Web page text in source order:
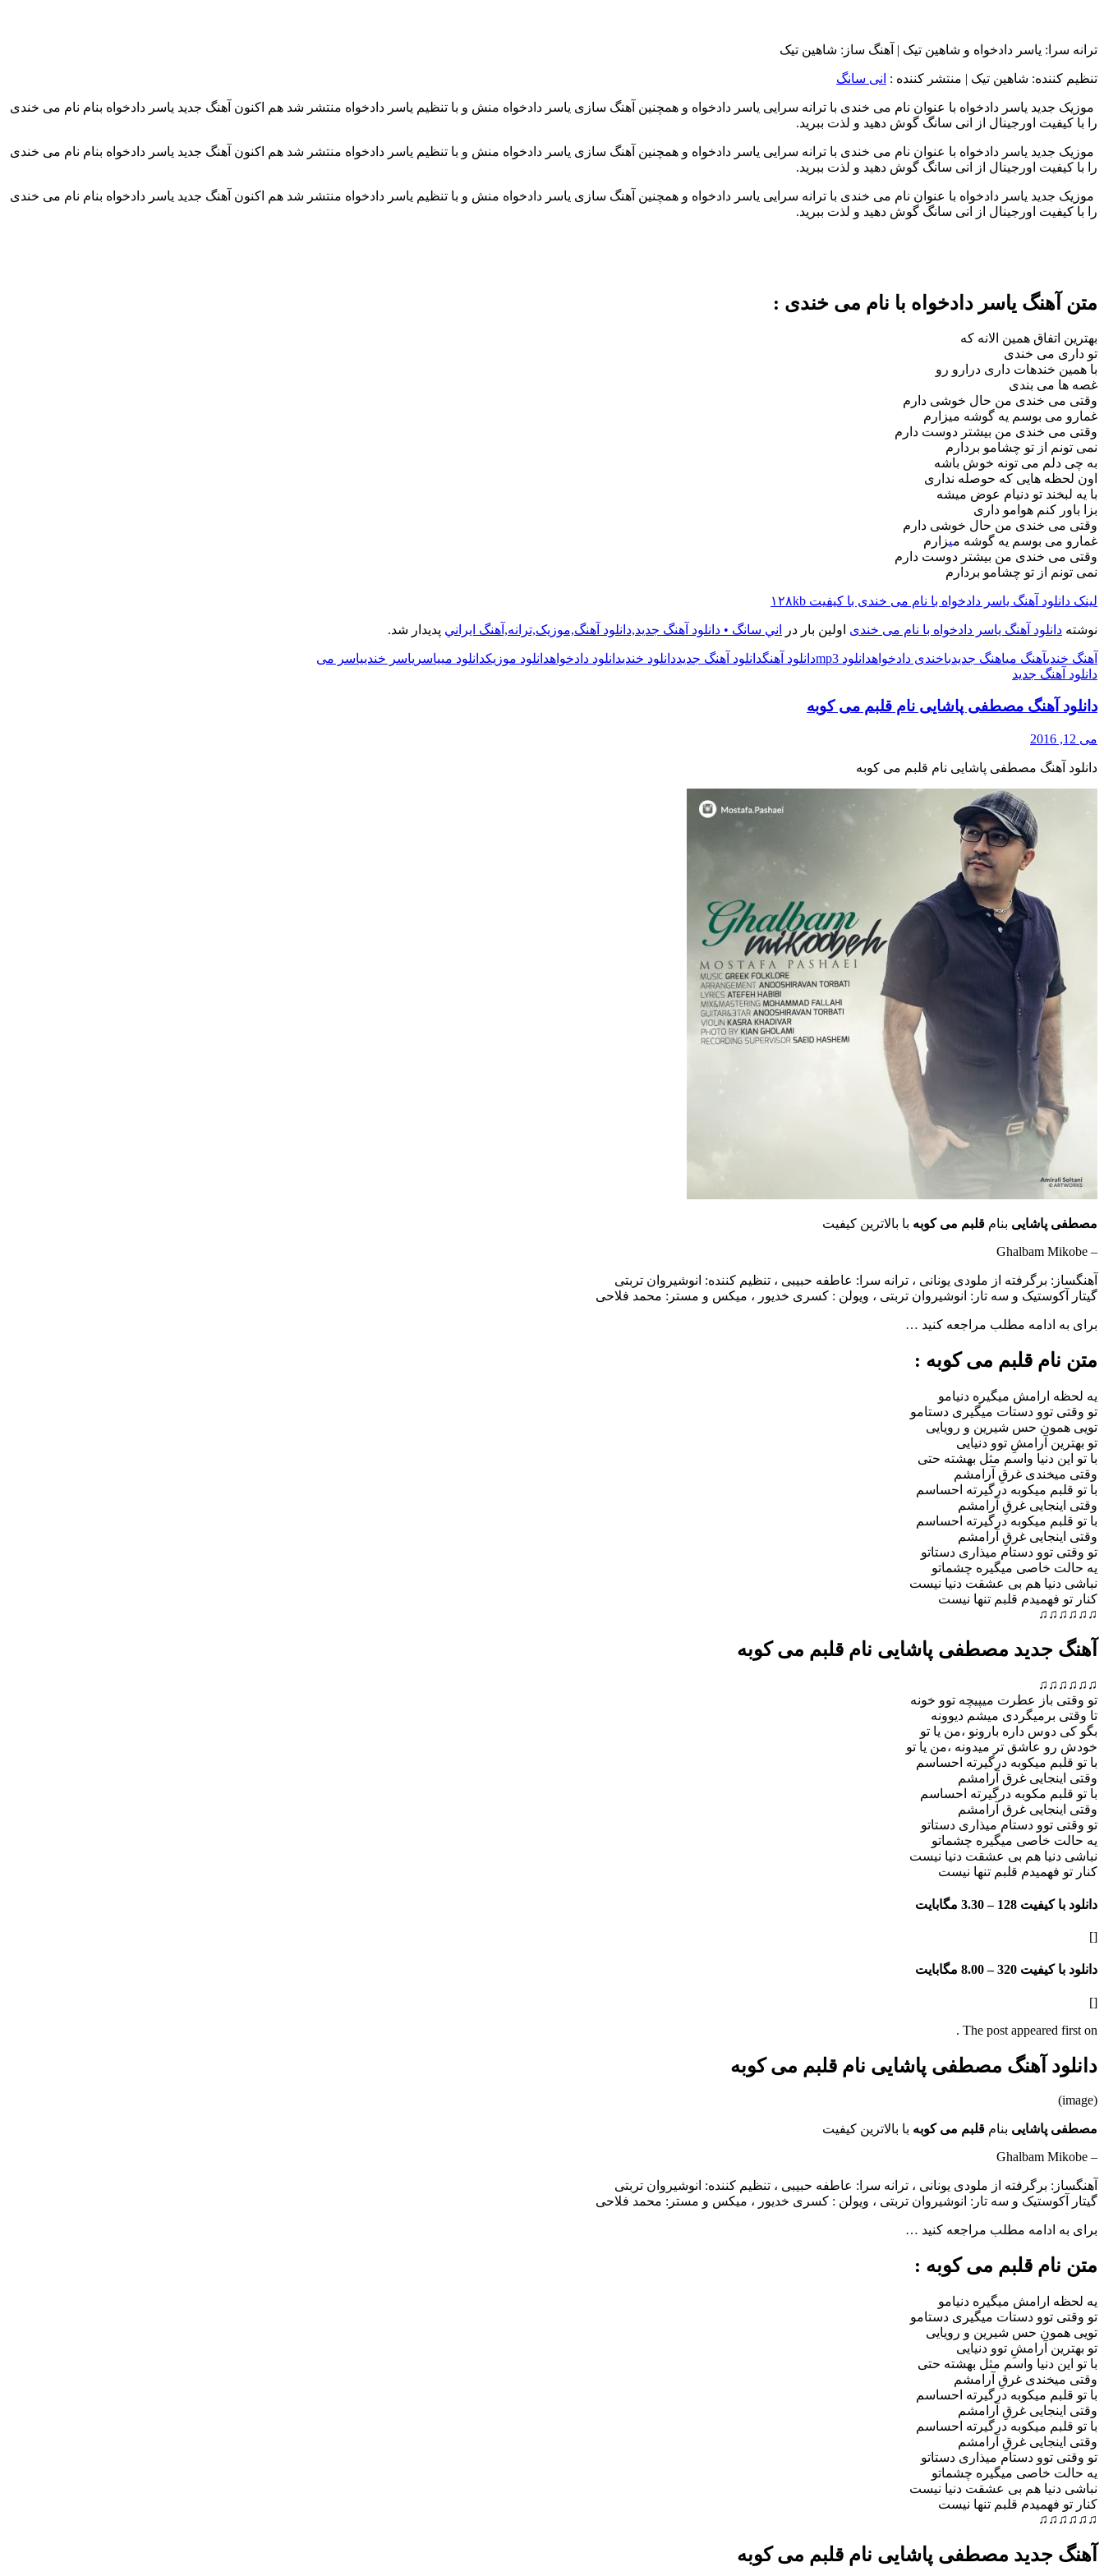
ترانه سرا: یاسر دادخواه و شاهین تیک | آهنگ ساز: شاهین تیک
تنظیم کننده: شاهین تیک | منتشر کننده : انی سانگ
موزیک جدید یاسر دادخواه با عنوان نام می خندی با ترانه سرایی یاسر دادخواه و همچنین آهنگ سازی یاسر دادخواه منش و با تنظیم یاسر دادخواه منتشر شد هم اکنون آهنگ جدید یاسر دادخواه بنام نام می خندی
را با کیفیت اورجینال از انی سانگ گوش دهید و لذت ببرید.
موزیک جدید یاسر دادخواه با عنوان نام می خندی با ترانه سرایی یاسر دادخواه و همچنین آهنگ سازی یاسر دادخواه منش و با تنظیم یاسر دادخواه منتشر شد هم اکنون آهنگ جدید یاسر دادخواه بنام نام می خندی
را با کیفیت اورجینال از انی سانگ گوش دهید و لذت ببرید.
موزیک جدید یاسر دادخواه با عنوان نام می خندی با ترانه سرایی یاسر دادخواه و همچنین آهنگ سازی یاسر دادخواه منش و با تنظیم یاسر دادخواه منتشر شد هم اکنون آهنگ جدید یاسر دادخواه بنام نام می خندی
را با کیفیت اورجینال از انی سانگ گوش دهید و لذت ببرید.
متن آهنگ یاسر دادخواه با نام می خندی :
بهترین اتفاق همین الانه که
تو داری می خندی
با همین خندهات داری درارو رو
غصه ها می بندی
وقتی می خندی من حال خوشی دارم
غمارو می بوسم یه گوشه میزارم
وقتی می خندی من بیشتر دوست دارم
نمی تونم از تو چشامو بردارم
به چی دلم می تونه خوش باشه
اون لحظه هایی که حوصله نداری
با یه لبخند تو دنیام عوض میشه
بزا باور کنم هوامو داری
وقتی می خندی من حال خوشی دارم
غمارو می بوسم یه گوشه میزارم
وقتی می خندی من بیشتر دوست دارم
نمی تونم از تو چشامو بردارم
لینک دانلود آهنگ یاسر دادخواه با نام می خندی با کیفیت ۱۲۸kb
نوشته دانلود آهنگ یاسر دادخواه با نام می خندی اولین بار در اني سانگ • دانلود آهنگ جديد,دانلود آهنگ,موزيک,ترانه,آهنگ ايراني پدیدار شد.
آهنگ خندیآهنگ میاهنگ جدیدباخندی دادخواهدانلود mp3 دانلود آهنگدانلود آهنگ جدیددانلود خندیدانلود دادخواهدانلود موزیکدانلود مییاسر یاسر خندییاسر می
دانلود آهنگ جدید
دانلود آهنگ مصطفی پاشایی نام قلبم می کوبه
می 12, 2016
دانلود آهنگ مصطفی پاشایی نام قلبم می کوبه
مصطفی پاشایی بنام قلبم می کوبه با بالاترین کیفیت
– Ghalbam Mikobe
آهنگساز: برگرفته از ملودی یونانی ، ترانه سرا: عاطفه حبیبی ، تنظیم کننده: انوشیروان تربتی
گیتار آکوستیک و سه تار: انوشیروان تربتی ، ویولن : کسری خدیور ، میکس و مستر: محمد فلاحی
برای به ادامه مطلب مراجعه کنید …
متن نام قلبم می کوبه :
یه لحظه ارامش میگیره دنیامو
تو وقتی توو دستات میگیری دستامو
تویی همون حس شیرین و رویایی
تو بهترین آرامشِ توو دنیایی
با تو این دنیا واسم مثل بهشته حتی
وقتی میخندی غرقِ آرامشم
با تو قلبم میکوبه درگیرته احساسم
وقتی اینجایی غرقِ آرامشم
با تو قلبم میکوبه درگیرته احساسم
وقتی اینجایی غرقِ آرامشم
تو وقتی توو دستام میذاری دستاتو
یه حالت خاصی میگیره چشماتو
نباشی دنیا هم بی عشقت دنیا نیست
کنار تو فهمیدم قلبم تنها نیست
♫♫♫♫♫♫
آهنگ جدید مصطفی پاشایی نام قلبم می کوبه
♫♫♫♫♫♫
تو وقتی باز عطرت میپیچه توو خونه
تا وقتی برمیگردی میشم دیوونه
بگو کی دوس داره بارونو ،من یا تو
خودش رو عاشق تر میدونه ،من یا تو
با تو قلبم میکوبه درگیرته احساسم
وقتی اینجایی غرق آرامشم
با تو قلبم مکوبه درگیرته احساسم
وقتی اینجایی غرق آرامشم
تو وقتی توو دستام میذاری دستاتو
یه حالت خاصی میگیره چشماتو
نباشی دنیا هم بی عشقت دنیا نیست
کنار تو فهمیدم قلبم تنها نیست
دانلود با کیفیت 128 – 3.30 مگابایت
[]
دانلود با کیفیت 320 – 8.00 مگابایت
[]
The post appeared first on .
دانلود آهنگ مصطفی پاشایی نام قلبم می کوبه
(image)
مصطفی پاشایی بنام قلبم می کوبه با بالاترین کیفیت
– Ghalbam Mikobe
آهنگساز: برگرفته از ملودی یونانی ، ترانه سرا: عاطفه حبیبی ، تنظیم کننده: انوشیروان تربتی
گیتار آکوستیک و سه تار: انوشیروان تربتی ، ویولن : کسری خدیور ، میکس و مستر: محمد فلاحی
برای به ادامه مطلب مراجعه کنید …
متن نام قلبم می کوبه :
یه لحظه ارامش میگیره دنیامو
تو وقتی توو دستات میگیری دستامو
تویی همون حس شیرین و رویایی
تو بهترین آرامشِ توو دنیایی
با تو این دنیا واسم مثل بهشته حتی
وقتی میخندی غرقِ آرامشم
با تو قلبم میکوبه درگیرته احساسم
وقتی اینجایی غرقِ آرامشم
با تو قلبم میکوبه درگیرته احساسم
وقتی اینجایی غرقِ آرامشم
تو وقتی توو دستام میذاری دستاتو
یه حالت خاصی میگیره چشماتو
نباشی دنیا هم بی عشقت دنیا نیست
کنار تو فهمیدم قلبم تنها نیست
♫♫♫♫♫♫
آهنگ جدید مصطفی پاشایی نام قلبم می کوبه